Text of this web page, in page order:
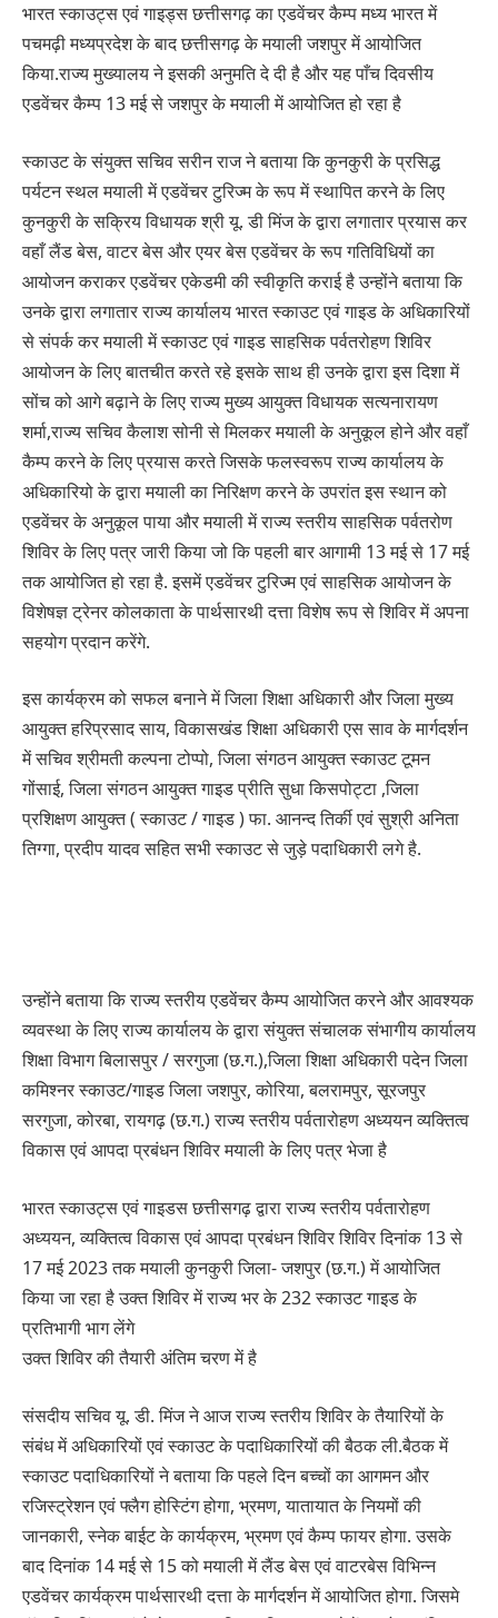
भारत स्काउट्स एवं गाइड्स छत्तीसगढ़ का एडवेंचर कैम्प मध्य भारत में
पचमढ़ी मध्यप्रदेश के बाद छत्तीसगढ़ के मयाली जशपुर में आयोजित
किया.राज्य मुख्यालय ने इसकी अनुमति दे दी है और यह पाँच दिवसीय
एडवेंचर कैम्प 13 मई से जशपुर के मयाली में आयोजित हो रहा है
स्काउट के संयुक्त सचिव सरीन राज ने बताया कि कुनकुरी के प्रसिद्ध
पर्यटन स्थल मयाली में एडवेंचर टुरिज्म के रूप में स्थापित करने के लिए
कुनकुरी के सक्रिय विधायक श्री यू. डी मिंज के द्वारा लगातार प्रयास कर
वहाँ लैंड बेस, वाटर बेस और एयर बेस एडवेंचर के रूप गतिविधियों का
आयोजन कराकर एडवेंचर एकेडमी की स्वीकृति कराई है उन्होंने बताया कि
उनके द्वारा लगातार राज्य कार्यालय भारत स्काउट एवं गाइड के अधिकारियों
से संपर्क कर मयाली में स्काउट एवं गाइड साहसिक पर्वतरोहण शिविर
आयोजन के लिए बातचीत करते रहे इसके साथ ही उनके द्वारा इस दिशा में
सोंच को आगे बढ़ाने के लिए राज्य मुख्य आयुक्त विधायक सत्यनारायण
शर्मा,राज्य सचिव कैलाश सोनी से मिलकर मयाली के अनुकूल होने और वहाँ
कैम्प करने के लिए प्रयास करते जिसके फलस्वरूप राज्य कार्यालय के
अधिकारियो के द्वारा मयाली का निरिक्षण करने के उपरांत इस स्थान को
एडवेंचर के अनुकूल पाया और मयाली में राज्य स्तरीय साहसिक पर्वतरोण
शिविर के लिए पत्र जारी किया जो कि पहली बार आगामी 13 मई से 17 मई
तक आयोजित हो रहा है. इसमें एडवेंचर टुरिज्म एवं साहसिक आयोजन के
विशेषज्ञ ट्रेनर कोलकाता के पार्थसारथी दत्ता विशेष रूप से शिविर में अपना
सहयोग प्रदान करेंगे.
इस कार्यक्रम को सफल बनाने में जिला शिक्षा अधिकारी और जिला मुख्य
आयुक्त हरिप्रसाद साय, विकासखंड शिक्षा अधिकारी एस साव के मार्गदर्शन
में सचिव श्रीमती कल्पना टोप्पो, जिला संगठन आयुक्त स्काउट टूमन
गोंसाई, जिला संगठन आयुक्त गाइड प्रीति सुधा किसपोट्टा ,जिला
प्रशिक्षण आयुक्त ( स्काउट / गाइड ) फा. आनन्द तिर्की एवं सुश्री अनिता
तिग्गा, प्रदीप यादव सहित सभी स्काउट से जुड़े पदाधिकारी लगे है.
उन्होंने बताया कि राज्य स्तरीय एडवेंचर कैम्प आयोजित करने और आवश्यक
व्यवस्था के लिए राज्य कार्यालय के द्वारा संयुक्त संचालक संभागीय कार्यालय
शिक्षा विभाग बिलासपुर / सरगुजा (छ.ग.),जिला शिक्षा अधिकारी पदेन जिला
कमिश्नर स्काउट/गाइड जिला जशपुर, कोरिया, बलरामपुर, सूरजपुर
सरगुजा, कोरबा, रायगढ़ (छ.ग.) राज्य स्तरीय पर्वतारोहण अध्ययन व्यक्तित्व
विकास एवं आपदा प्रबंधन शिविर मयाली के लिए पत्र भेजा है
भारत स्काउट्स एवं गाइडस छत्तीसगढ़ द्वारा राज्य स्तरीय पर्वतारोहण
अध्ययन, व्यक्तित्व विकास एवं आपदा प्रबंधन शिविर शिविर दिनांक 13 से
17 मई 2023 तक मयाली कुनकुरी जिला- जशपुर (छ.ग.) में आयोजित
किया जा रहा है उक्त शिविर में राज्य भर के 232 स्काउट गाइड के
प्रतिभागी भाग लेंगे
उक्त शिविर की तैयारी अंतिम चरण में है
संसदीय सचिव यू. डी. मिंज ने आज राज्य स्तरीय शिविर के तैयारियों के
संबंध में अधिकारियों एवं स्काउट के पदाधिकारियों की बैठक ली.बैठक में
स्काउट पदाधिकारियों ने बताया कि पहले दिन बच्चों का आगमन और
रजिस्ट्रेशन एवं फ्लैग होस्टिंग होगा, भ्रमण, यातायात के नियमों की
जानकारी, स्नेक बाईट के कार्यक्रम, भ्रमण एवं कैम्प फायर होगा. उसके
बाद दिनांक 14 मई से 15 को मयाली में लैंड बेस एवं वाटरबेस विभिन्न
एडवेंचर कार्यक्रम पार्थसारथी दत्ता के मार्गदर्शन में आयोजित होगा. जिसमे